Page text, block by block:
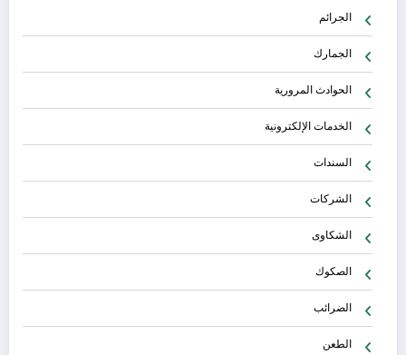
الجرائم
الجمارك
الحوادث المرورية
الخدمات الإلكترونية
السندات
الشركات
الشكاوى
الصكوك
الضرائب
الطعن